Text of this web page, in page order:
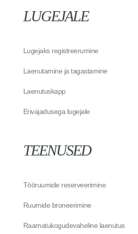
LUGEJALE
Lugejaks registreerumine
Laenutamine ja tagastamine
Laenutuskapp
Erivajadusega lugejale
TEENUSED
Tööruumide reserveerimine
Ruumide broneerimine
Raamatukogudevaheline laenutus